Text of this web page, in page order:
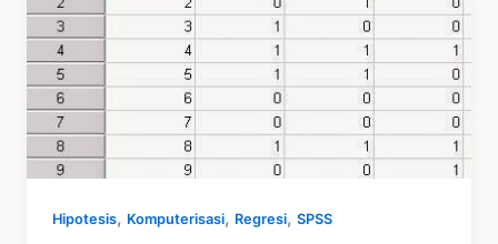
Hipotesis, Komputerisasi, Regresi,SPSS